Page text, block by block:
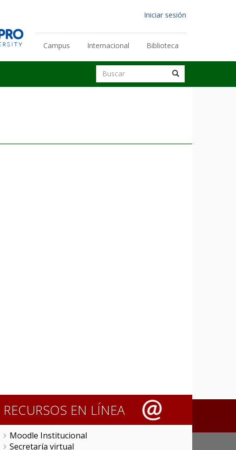
Menú
cuenta
de
usuario
Iniciar sesión
Enlaces
secundarios
Campus Internacional Biblioteca
Buscar
Buscar Buscar
RECURSOS EN LÍNEA
Moodle Institucional
Secretaría virtual